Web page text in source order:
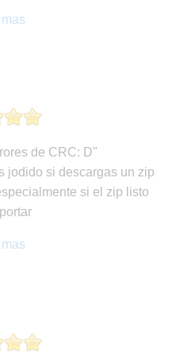
de CRC: D"
jodido si descargas un zip
si el zip listo